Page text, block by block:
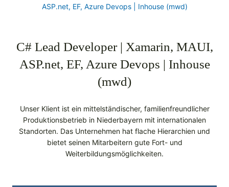
ASP.net, EF, Azure Devops | Inhouse (mwd)
C# Lead Developer | Xamarin, MAUI,
ASP.net, EF, Azure Devops | Inhouse
(mwd)
Unser Klient ist ein mittelständischer, familienfreundlicher
Produktionsbetrieb in Niederbayern mit internationalen
Standorten. Das Unternehmen hat flache Hierarchien und
bietet seinen Mitarbeitern gute Fort- und
Weiterbildungsmöglichkeiten.